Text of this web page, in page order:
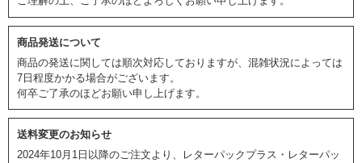
商品発送について
商品の発送に関しては順次対応しておりますが、混雑状況によっては
7日程度かかる場合がございます。
何卒ご了承のほどお願い申し上げます。
送料変更のお知らせ
2024年10月1日以降のご注文より、レターパックプラス・レターパッ